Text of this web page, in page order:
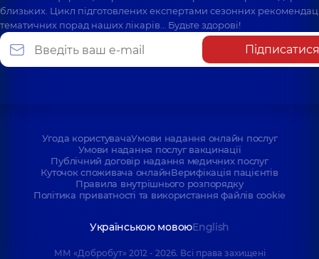
близьких. Цикл підготовлених експертами сезонних
тематичних порад наших лікарів… Будьте здорові!
Підписатися
Угода користувачаУмови надання онлайн послуг
Умови надання послуг вакцинації
Публічний договір надання медичних послуг
Куточок споживача онлайнВерифікація пацієнтів
Правила внутрішнього розпорядку
Політика приватності та використання файлів cookie
Українською мовоюEnglish
ММ «Добробут» 2012 - 2026. Всі права захищені